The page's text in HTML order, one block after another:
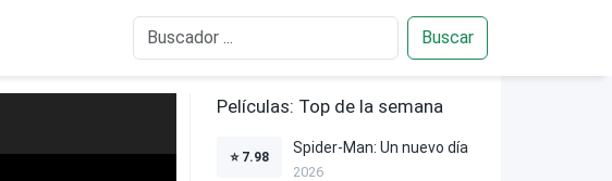
Buscar
Películas: Top de la semana
⭐ 7.98
Spider-Man: Un nuevo día
2026